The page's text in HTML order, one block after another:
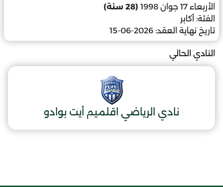
الأربعاء 17 جوان 1998
(28 سنة)
الفئة: أكابر
تاريخ نهاية العقد: 2026-06-15
النادي الحالي
نادي الرياضي اقلميم أيت بوادو